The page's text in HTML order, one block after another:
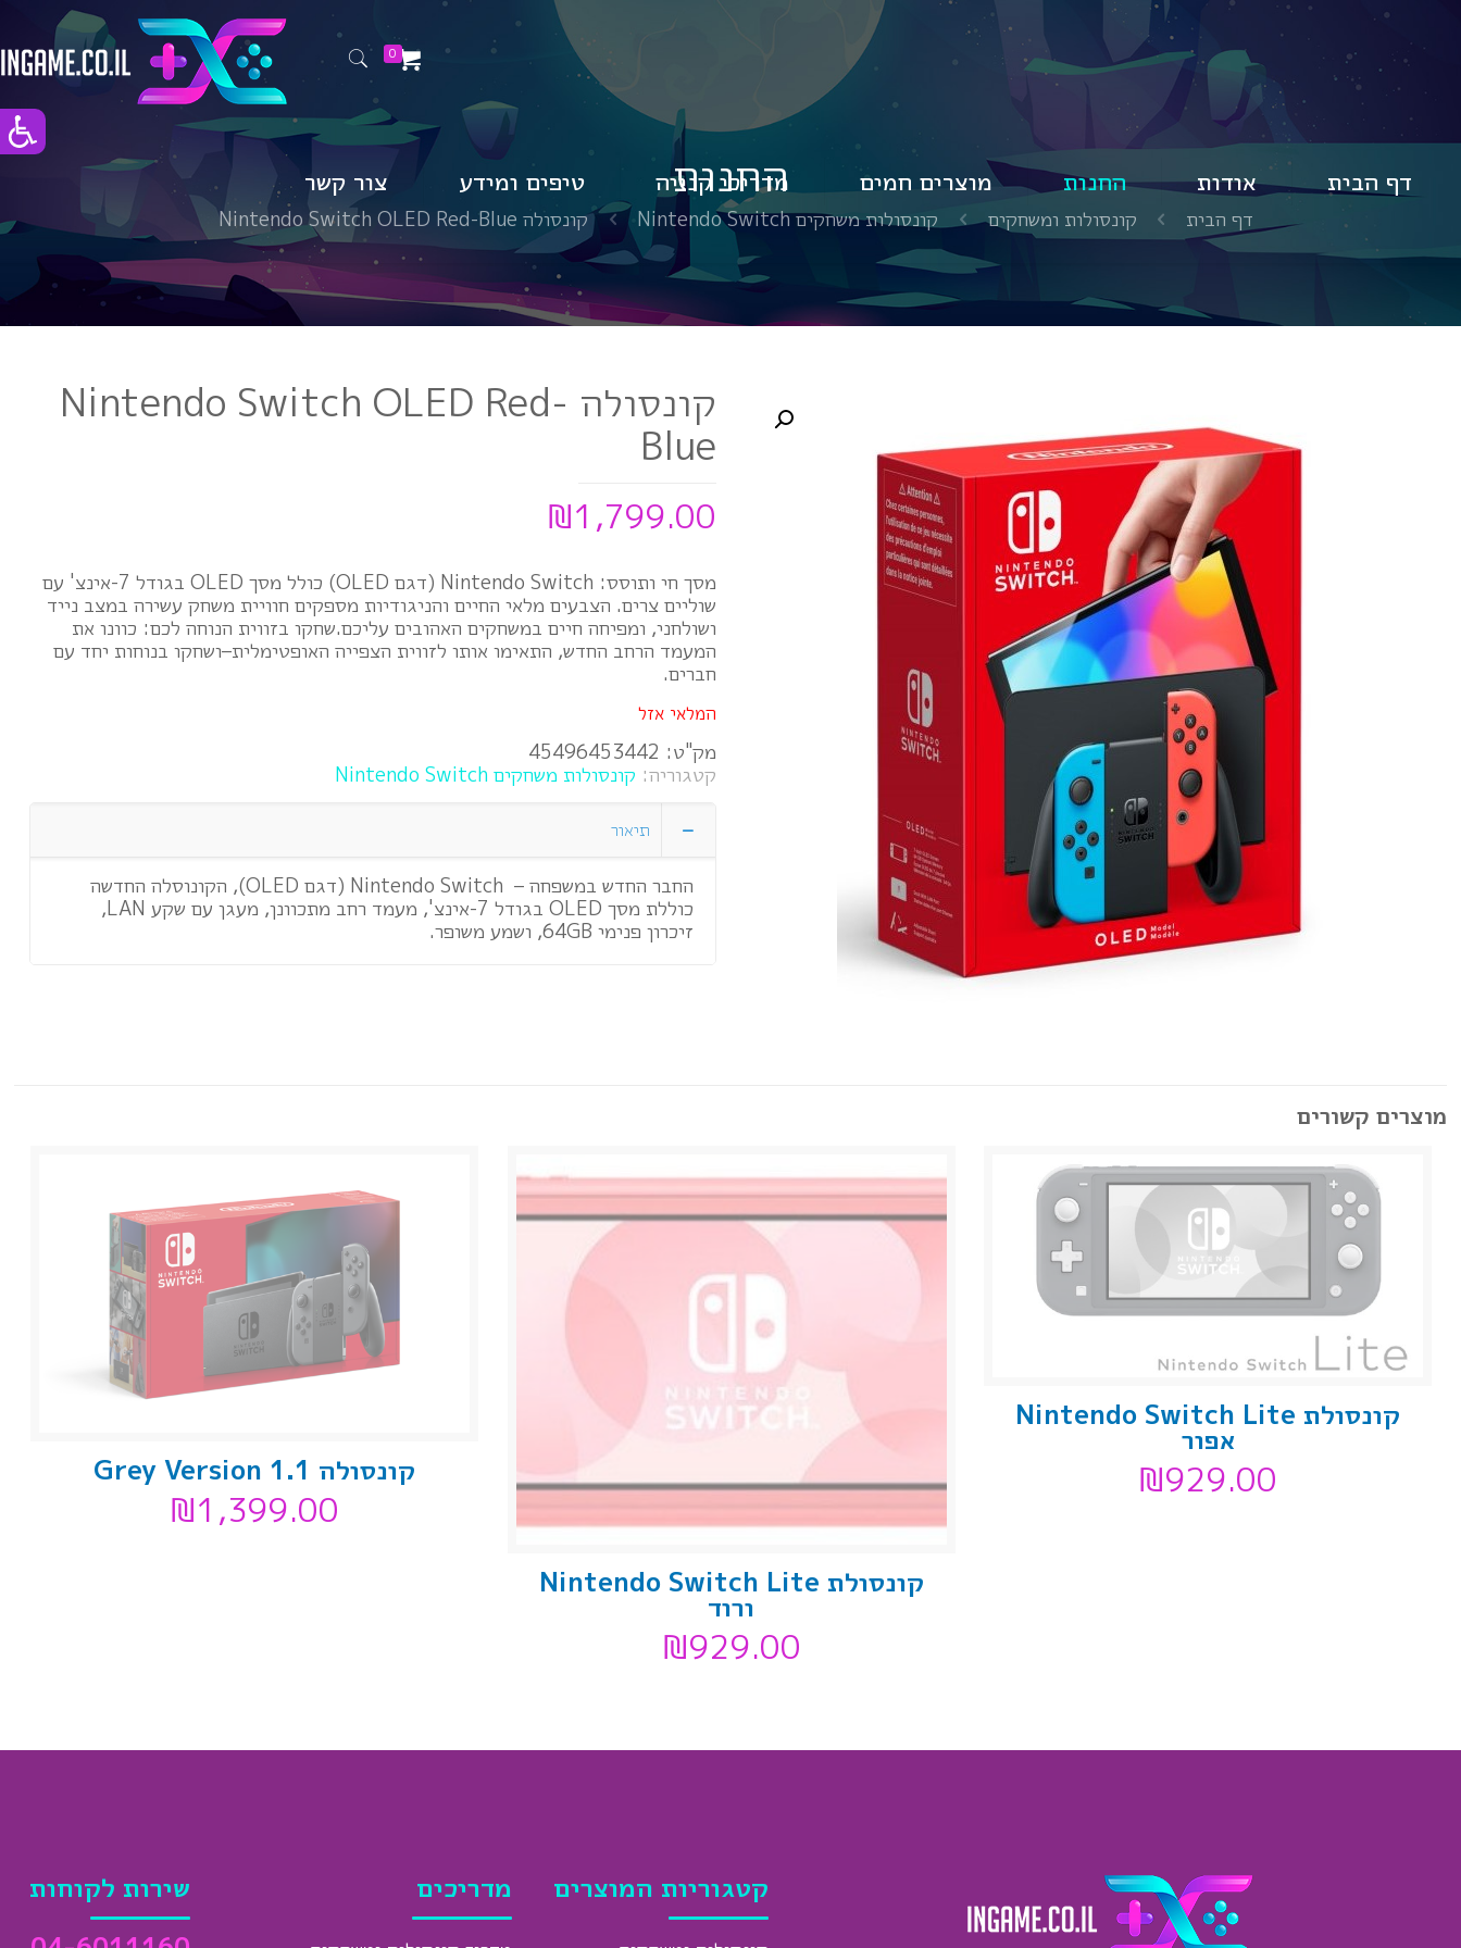
דף הבית אודות החנות מוצרים חמים מדריכי קנייה טיפים ומידע צור קשר
0
החנות
דף הבית קונסולות ומשחקים קונסולות משחקים Nintendo Switch קונסולה Nintendo Switch OLED Red-Blue
קונסולה Nintendo Switch OLED Red-
Blue
₪1,799.00
מסך חי ותוסס: Nintendo Switch (דגם OLED) כולל מסך OLED בגודל 7-אינצ' עם
שוליים צרים. הצבעים מלאי החיים והניגודיות מספקים חוויית משחק עשירה במצב נייד
ושולחני, ומפיחה חיים במשחקים האהובים עליכם.שחקו בזווית הנוחה לכם: כוונו את
המעמד הרחב החדש, התאימו אותו לזווית הצפייה האופטימלית–ושחקו בנוחות יחד עם
חברים.
המלאי אזל
מק"ט: 45496453442
קטגוריה: קונסולות משחקים Nintendo Switch
תיאור
החבר החדש במשפחה – Nintendo Switch (דגם OLED), הקונוסלה החדשה
כוללת מסך OLED בגודל 7-אינצ', מעמד רחב מתכוונן, מעגן עם שקע LAN,
זיכרון פנימי 64GB, ושמע משופר.
מוצרים קשורים
קונסולת Nintendo Switch Lite
אפור
₪929.00
קונסולת Nintendo Switch Lite
ורוד
₪929.00
קונסולה Grey Version 1.1
₪1,399.00
קטגוריות המוצרים מדריכים
שירות לקוחות